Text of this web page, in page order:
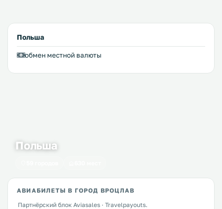
Польша
обмен местной валюты
Польша
АВИАБИЛЕТЫ В ГОРОД ВРОЦЛАВ
Партнёрский блок Aviasales · Travelpayouts.